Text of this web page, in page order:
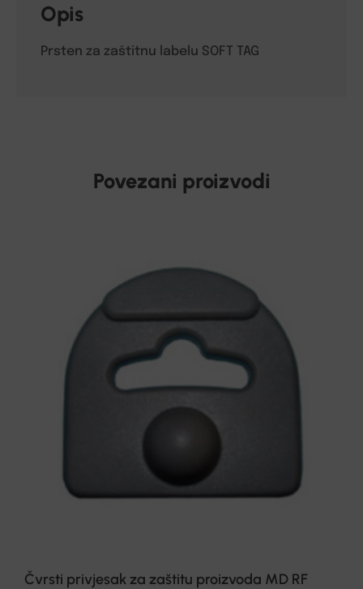
Opis
Prsten za zaštitnu labelu SOFT TAG
Povezani proizvodi
Čvrsti privjesak za zaštitu proizvoda MD RF